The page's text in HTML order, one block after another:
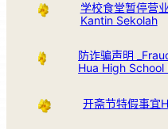
学校食堂暂停营
Kantin Sekolah
防诈骗声明
Hua High
开斋节特假事宜